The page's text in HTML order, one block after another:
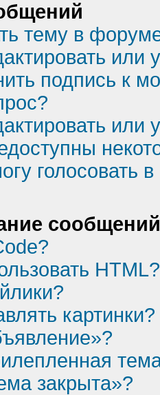
тему в
или
подпись к
или
голосовать
HTML?
картинки?
закрыта»?